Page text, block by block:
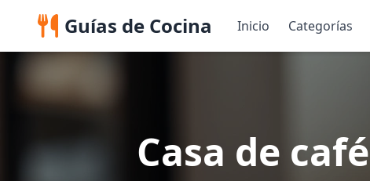
Guías de Cocina Inicio Categorías
Casa de